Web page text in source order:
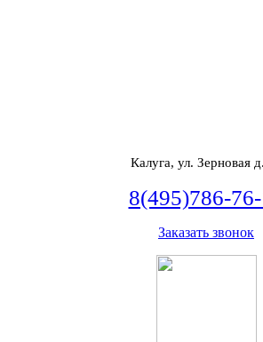
Калуга, ул. Зерновая
8(495)786-
Заказать звонок